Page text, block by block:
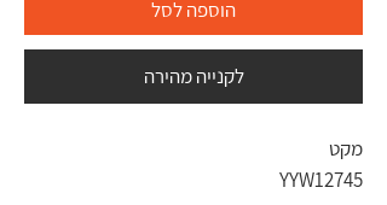
הוספה לסל
לקנייה מהירה
מקט
YYW12745